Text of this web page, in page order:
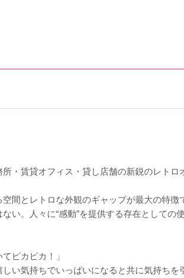
・賃貸オフィス・貸し店舗の新鋭のレト
間とレトロな外観のギャップが最大の特徴
い。人々に“感動”を提供する存在としての
ピカピカ！」
い気持ちでいっぱいになると共に気持ちを